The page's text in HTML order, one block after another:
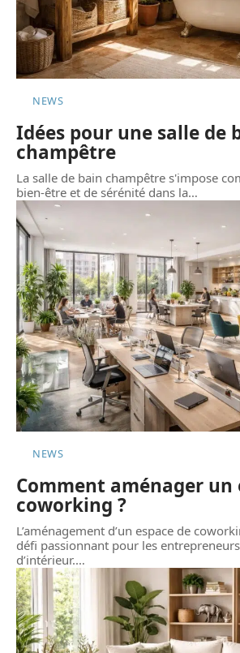
NEWS
Idées pour une salle de
champêtre
La salle de bain champêtre s'impose
bien-être et de sérénité dans la…
NEWS
Comment aménager un
coworking ?
L’aménagement d’un espace de
défi passionnant pour les
d’intérieur.…